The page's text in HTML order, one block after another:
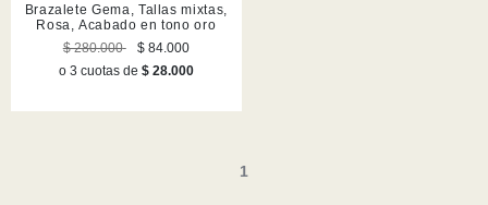
Brazalete Gema, Tallas mixtas,
Rosa, Acabado en tono oro
$ 280.000
$ 84.000
o 3 cuotas de $ 28.000
1